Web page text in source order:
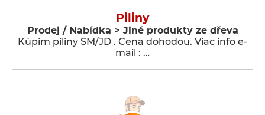
Piliny
Prodej / Nabídka > Jiné produkty ze dřeva
Kúpim piliny SM/JD . Cena dohodou. Viac info e-
mail : …